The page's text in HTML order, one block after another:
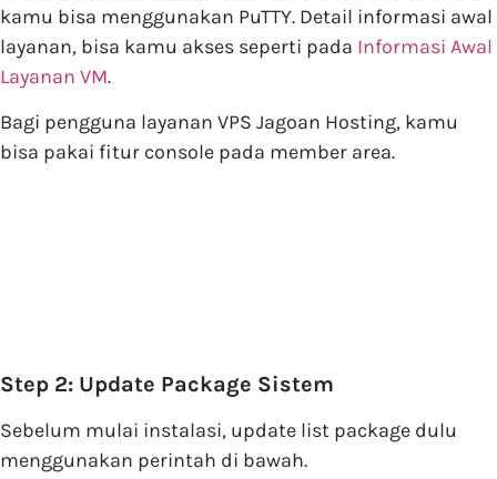
kamu bisa menggunakan PuTTY. Detail informasi awal
layanan, bisa kamu akses seperti pada Informasi Awal
Layanan VM.
Bagi pengguna layanan VPS Jagoan Hosting, kamu
bisa pakai fitur console pada member area.
Step 2: Update Package Sistem
Sebelum mulai instalasi, update list package dulu
menggunakan perintah di bawah.